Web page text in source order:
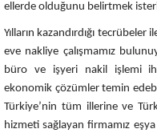
ellerde olduğunu belirtmek
Yılların kazandırdığı
eve nakliye çalışmamız
büro ve işyeri nakil işlemi
ekonomik çözümler temin
Türkiye’nin tüm illerine ve
hizmeti sağlayan firmamız